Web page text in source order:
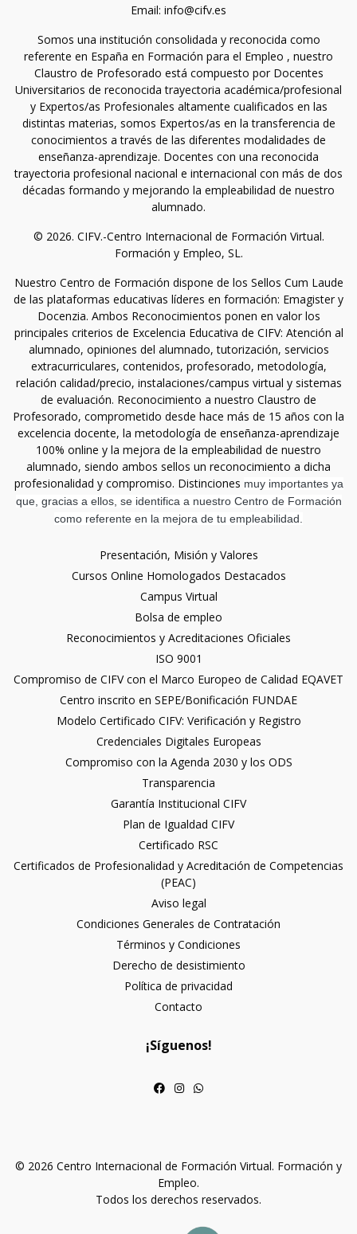
Email: info@cifv.es
Somos una institución consolidada y reconocida como
referente en España en Formación para el Empleo , nuestro
Claustro de Profesorado está compuesto por Docentes
Universitarios de reconocida trayectoria académica/profesional
y Expertos/as Profesionales altamente cualificados en las
distintas materias, somos Expertos/as en la transferencia de
conocimientos a través de las diferentes modalidades de
enseñanza-aprendizaje. Docentes con una reconocida
trayectoria profesional nacional e internacional con más de dos
décadas formando y mejorando la empleabilidad de nuestro
alumnado.
© 2026. CIFV.-Centro Internacional de Formación Virtual.
Formación y Empleo, SL.
Nuestro Centro de Formación dispone de los Sellos Cum Laude
de las plataformas educativas líderes en formación: Emagister y
Docenzia. Ambos Reconocimientos ponen en valor los
principales criterios de Excelencia Educativa de CIFV: Atención al
alumnado, opiniones del alumnado, tutorización, servicios
extracurriculares, contenidos, profesorado, metodología,
relación calidad/precio, instalaciones/campus virtual y sistemas
de evaluación. Reconocimiento a nuestro Claustro de
Profesorado, comprometido desde hace más de 15 años con la
excelencia docente, la metodología de enseñanza-aprendizaje
100% online y la mejora de la empleabilidad de nuestro
alumnado, siendo ambos sellos un reconocimiento a dicha
profesionalidad y compromiso. Distinciones muy importantes ya
que, gracias a ellos, se identifica a nuestro Centro de Formación
como referente en la mejora de tu empleabilidad.
Presentación, Misión y Valores
Cursos Online Homologados Destacados
Campus Virtual
Bolsa de empleo
Reconocimientos y Acreditaciones Oficiales
ISO 9001
Compromiso de CIFV con el Marco Europeo de Calidad EQAVET
Centro inscrito en SEPE/Bonificación FUNDAE
Modelo Certificado CIFV: Verificación y Registro
Credenciales Digitales Europeas
Compromiso con la Agenda 2030 y los ODS
Transparencia
Garantía Institucional CIFV
Plan de Igualdad CIFV
Certificado RSC
Certificados de Profesionalidad y Acreditación de Competencias
(PEAC)
Aviso legal
Condiciones Generales de Contratación
Términos y Condiciones
Derecho de desistimiento
Política de privacidad
Contacto
¡Síguenos!
© 2026 Centro Internacional de Formación Virtual. Formación y
Empleo.
Todos los derechos reservados.